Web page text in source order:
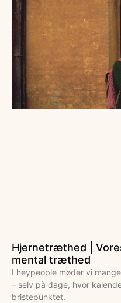
Hjernetræthed |
mental træthed
I heypeople møder vi
– selv på dage, hvor
bristepunktet.